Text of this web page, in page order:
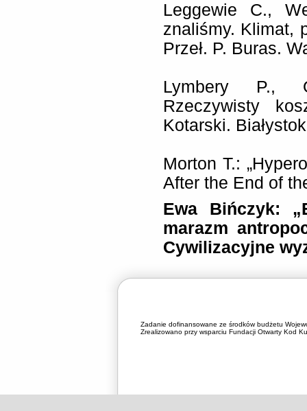
Leggewie C.,
znaliśmy. Klimat,
Przeł. P. Buras.
Lymbery P.,
Rzeczywisty
Kotarski.
Morton T.:
After the End of
Ewa Bińczyk:
marazm
Cywilizacyjne
Zadanie dofinansowane ze środków budżetu
Zrealizowano przy wsparciu Fundacji Otwarty Kod